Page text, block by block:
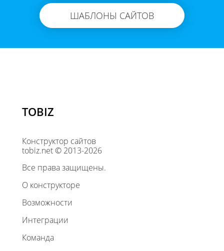
ШАБЛОНЫ САЙТОВ
TOBIZ
Конструктор сайтов
tobiz.net © 2013-2026
Все права защищены.
О конструкторе
Возможности
Интеграции
Команда